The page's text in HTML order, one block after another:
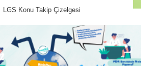
LGS Konu Takip Çizelgesi